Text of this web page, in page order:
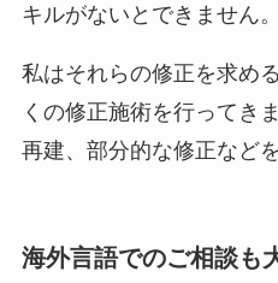
キルがないとできません。
私はそれらの修正を求め
くの修正施術を行ってき
再建、部分的な修正など
海外言語でのご相談も